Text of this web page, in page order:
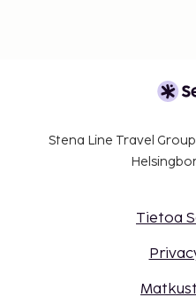
Stena Line Travel
Tietoa